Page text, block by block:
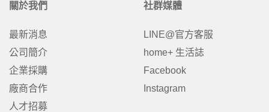
關於我們
最新消息
公司簡介
企業採購
廠商合作
人才招募
社群媒體
LINE@官方客服
home+ 生活誌
Facebook
Instagram